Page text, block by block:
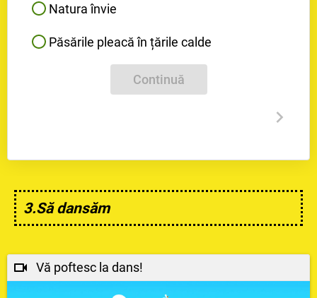
Natura învie
Păsările pleacă în țările calde
Continuă
3.Să dansăm
Vă poftesc la dans!